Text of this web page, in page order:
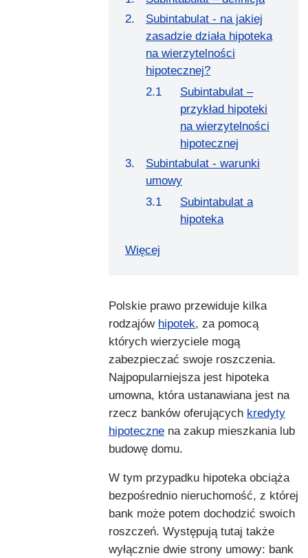
Subintabulat - na jakiej
zasadzie działa hipoteka
na wierzytelności
hipotecznej?
Subintabulat –
przykład hipoteki
na wierzytelności
hipotecznej
Subintabulat - warunki
umowy
Subintabulat a
hipoteka
Więcej
Polskie prawo przewiduje kilka
rodzajów hipotek, za pomocą
których wierzyciele mogą
zabezpieczać swoje roszczenia.
Najpopularniejsza jest hipoteka
umowna, która ustanawiana jest na
rzecz banków oferujących kredyty
hipoteczne na zakup mieszkania lub
budowę domu.
W tym przypadku hipoteka obciąża
bezpośrednio nieruchomość, z której
bank może potem dochodzić swoich
roszczeń. Występują tutaj także
wyłącznie dwie strony umowy: bank